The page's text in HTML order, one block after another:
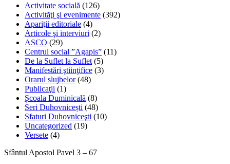
Activitate socială (126)
Activităţi şi evenimente (392)
Apariţii editoriale (4)
Articole şi interviuri (2)
ASCO (29)
Centrul social ”Agapis” (11)
De la Suflet la Suflet (5)
Manifestări ştiinţifice (3)
Orarul slujbelor(48)
Publicaţii (1)
Școala Duminicală (8)
Seri Duhovnicești (48)
Sfaturi Duhovniceşti (10)
Uncategorized (19)
Versete (4)
Sfântul Apostol Pavel 3 – 67